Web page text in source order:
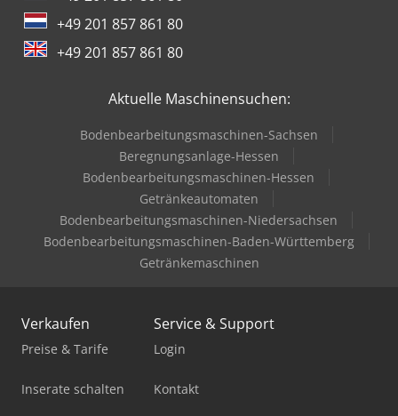
+49 201 857 861 80
+49 201 857 861 80
Aktuelle Maschinensuchen:
Bodenbearbeitungsmaschinen-Sachsen
Beregnungsanlage-Hessen
Bodenbearbeitungsmaschinen-Hessen
Getränkeautomaten
Bodenbearbeitungsmaschinen-Niedersachsen
Bodenbearbeitungsmaschinen-Baden-Württemberg
Getränkemaschinen
Verkaufen
Preise & Tarife
Inserate schalten
Service & Support
Login
Kontakt